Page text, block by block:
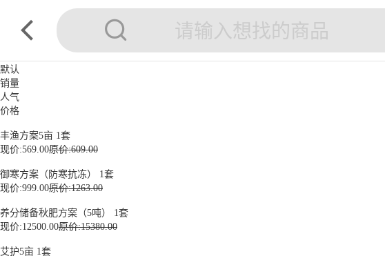
默认
销量
人气
价格
丰渔方案5亩 1套
现价:569.00原价:609.00
御寒方案（防寒抗冻） 1套
现价:999.00原价:1263.00
养分储备秋肥方案（5吨） 1套
现价:12500.00原价:15380.00
艾护5亩 1套